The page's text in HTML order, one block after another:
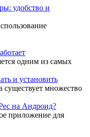
удобство и
одним из самых
и установить
существует множество
на Андроид?
приложение для